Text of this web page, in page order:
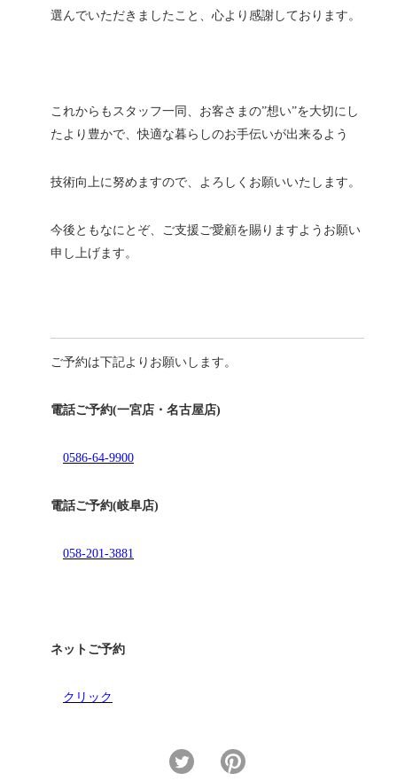
選んでいただきましたこと、心より感謝しております。
これからもスタッフ一同、お客さまの”想い”を大切にし
たより豊かで、快適な暮らしのお手伝いが出来るよう
技術向上に努めますので、よろしくお願いいたします。
今後ともなにとぞ、ご支援ご愛顧を賜りますようお願い
申し上げます。
ご予約は下記よりお願いします。
電話ご予約(一宮店・名古屋店)
0586-64-9900
電話ご予約(岐阜店)
058-201-3881
ネットご予約
クリック